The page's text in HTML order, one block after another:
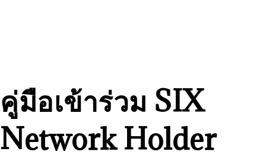
คู่มือเข้าร่วม SIX
Network Holder